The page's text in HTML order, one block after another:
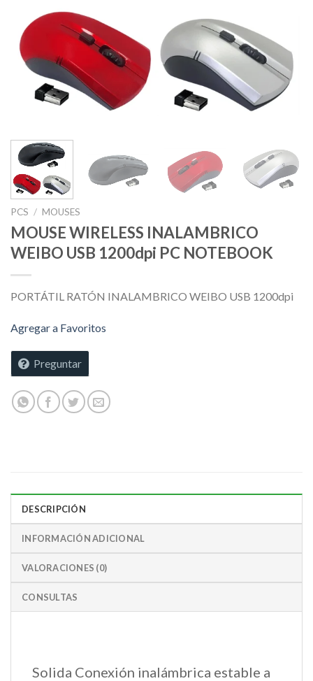
PCS / MOUSES
MOUSE WIRELESS INALAMBRICO
WEIBO USB 1200dpi PC NOTEBOOK
PORTÁTIL RATÓN INALAMBRICO WEIBO USB 1200dpi
Agregar a Favoritos
Preguntar
DESCRIPCIÓN
INFORMACIÓN ADICIONAL
VALORACIONES (0)
CONSULTAS
Solida Conexión inalámbrica estable a